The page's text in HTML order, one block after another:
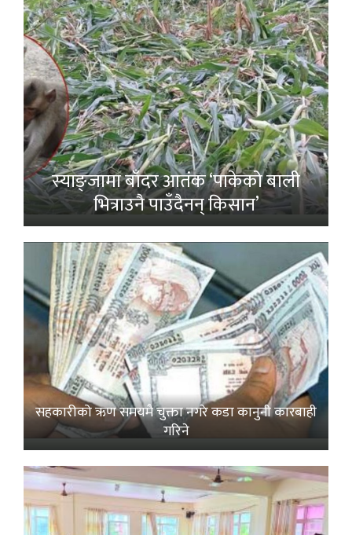
स्याङ्जामा बाँदर आतंक ‘पाकेको बाली
भित्राउनै पाउँदैनन् किसान’
सहकारीको ऋण समयमै चुक्ता नगरे कडा कानुनी कारबाही
गरिने